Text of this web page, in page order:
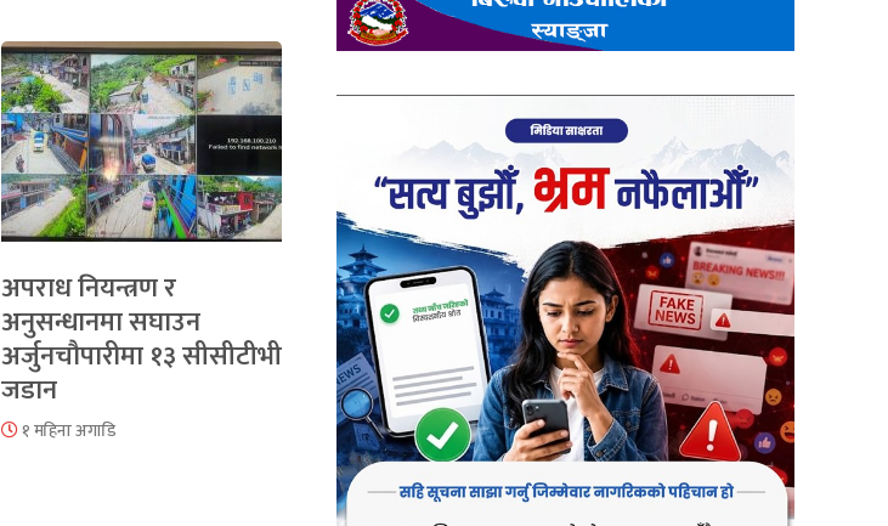
अपराध नियन्त्रण र
अनुसन्धानमा सघाउन
अर्जुनचौपारीमा १३ सीसीटीभी
जडान
१ महिना अगाडि